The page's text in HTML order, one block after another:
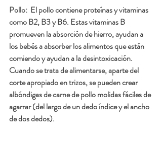
Pollo: El pollo contiene proteínas y vitaminas
como B2, B3 y B6. Estas vitaminas B
promueven la absorción de hierro, ayudan a
los bebés a absorber los alimentos que están
comiendo y ayudan a la desintoxicación.
Cuando se trata de alimentarse, aparte del
corte apropiado en trizos, se pueden crear
albóndigas de carne de pollo molidas fáciles de
agarrar (del largo de un dedo índice y el ancho
de dos dedos).